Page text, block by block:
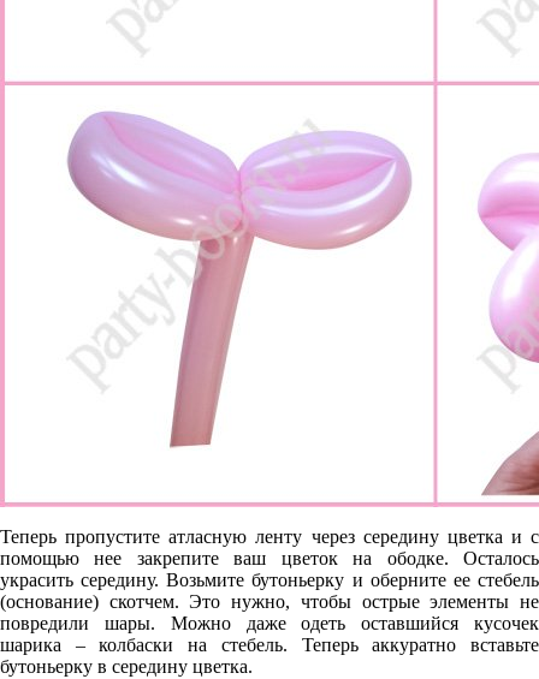
Теперь пропустите атласную ленту через середину цветка и с
помощью нее закрепите ваш цветок на ободке. Осталось
украсить середину. Возьмите бутоньерку и оберните ее стебель
(основание) скотчем. Это нужно, чтобы острые элементы не
повредили шары. Можно даже одеть оставшийся кусочек
шарика – колбаски на стебель. Теперь аккуратно вставьте
бутоньерку в середину цветка.